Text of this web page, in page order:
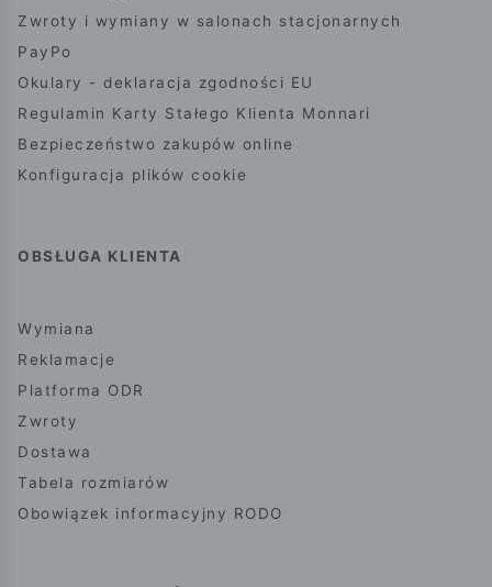
Zwroty i wymiany w salonach stacjonarnych
PayPo
Okulary - deklaracja zgodności EU
Regulamin Karty Stałego Klienta Monnari
Bezpieczeństwo zakupów online
Konfiguracja plików cookie
OBSŁUGA KLIENTA
Wymiana
Reklamacje
Platforma ODR
Zwroty
Dostawa
Tabela rozmiarów
Obowiązek informacyjny RODO